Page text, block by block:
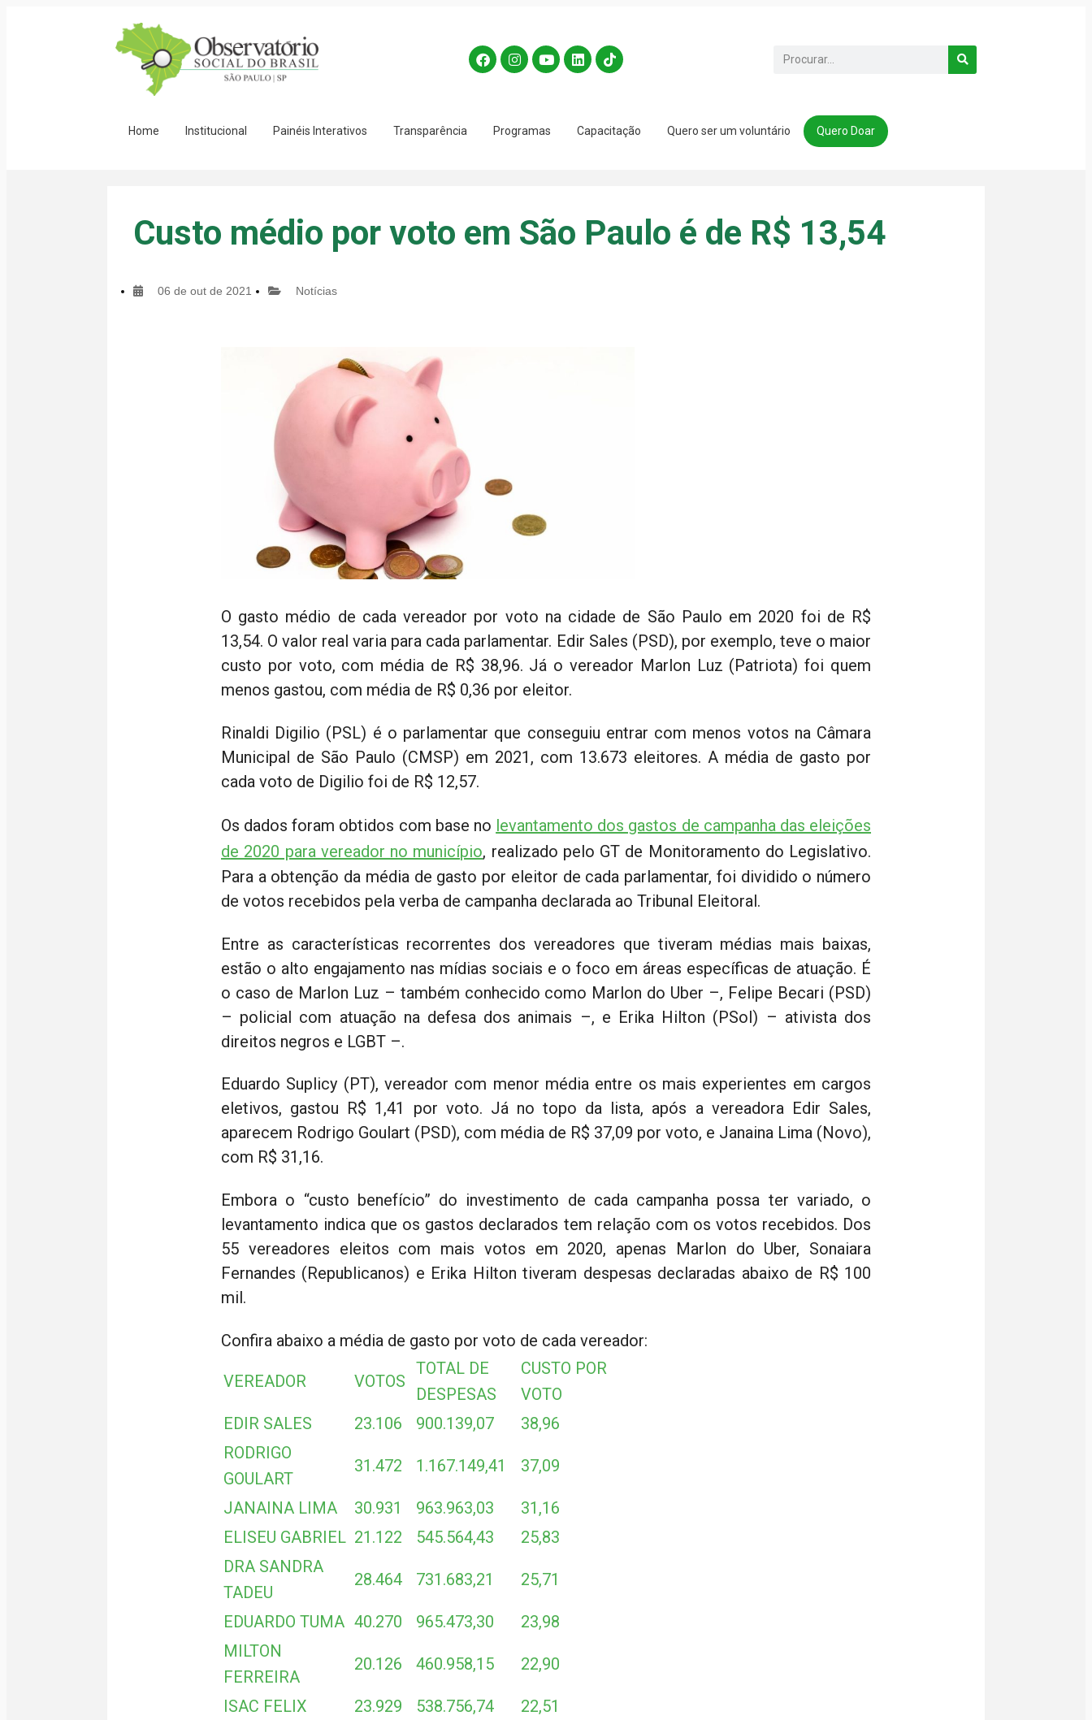
Home Institucional Painéis Interativos Transparência Programas Capacitação Quero ser um voluntário Quero Doar
Custo médio por voto em São Paulo é de R$ 13,54
06 de out de 2021 Notícias
O gasto médio de cada vereador por voto na cidade de São Paulo em 2020 foi de R$
13,54. O valor real varia para cada parlamentar. Edir Sales (PSD), por exemplo, teve o maior
custo por voto, com média de R$ 38,96. Já o vereador Marlon Luz (Patriota) foi quem
menos gastou, com média de R$ 0,36 por eleitor.
Rinaldi Digilio (PSL) é o parlamentar que conseguiu entrar com menos votos na Câmara
Municipal de São Paulo (CMSP) em 2021, com 13.673 eleitores. A média de gasto por
cada voto de Digilio foi de R$ 12,57.
Os dados foram obtidos com base no levantamento dos gastos de campanha das eleições
de 2020 para vereador no município, realizado pelo GT de Monitoramento do Legislativo.
Para a obtenção da média de gasto por eleitor de cada parlamentar, foi dividido o número
de votos recebidos pela verba de campanha declarada ao Tribunal Eleitoral.
Entre as características recorrentes dos vereadores que tiveram médias mais baixas,
estão o alto engajamento nas mídias sociais e o foco em áreas específicas de atuação. É
o caso de Marlon Luz – também conhecido como Marlon do Uber –, Felipe Becari (PSD)
– policial com atuação na defesa dos animais –, e Erika Hilton (PSol) – ativista dos
direitos negros e LGBT –.
Eduardo Suplicy (PT), vereador com menor média entre os mais experientes em cargos
eletivos, gastou R$ 1,41 por voto. Já no topo da lista, após a vereadora Edir Sales,
aparecem Rodrigo Goulart (PSD), com média de R$ 37,09 por voto, e Janaina Lima (Novo),
com R$ 31,16.
Embora o “custo benefício” do investimento de cada campanha possa ter variado, o
levantamento indica que os gastos declarados tem relação com os votos recebidos. Dos
55 vereadores eleitos com mais votos em 2020, apenas Marlon do Uber, Sonaiara
Fernandes (Republicanos) e Erika Hilton tiveram despesas declaradas abaixo de R$ 100
mil.
Confira abaixo a média de gasto por voto de cada vereador:
VEREADOR VOTOS
TOTAL DE
DESPESAS
CUSTO POR
VOTO
EDIR SALES
23.106 900.139,07
38,96
RODRIGO
GOULART
31.472 1.167.149,41 37,09
JANAINA LIMA 30.931 963.963,03
31,16
ELISEU GABRIEL 21.122 545.564,43
25,83
DRA SANDRA
TADEU
28.464 731.683,21 25,71
EDUARDO TUMA 40.270 965.473,30
23,98
MILTON
FERREIRA
20.126 460.958,15 22,90
ISAC FELIX 23.929 538.756,74
22,51